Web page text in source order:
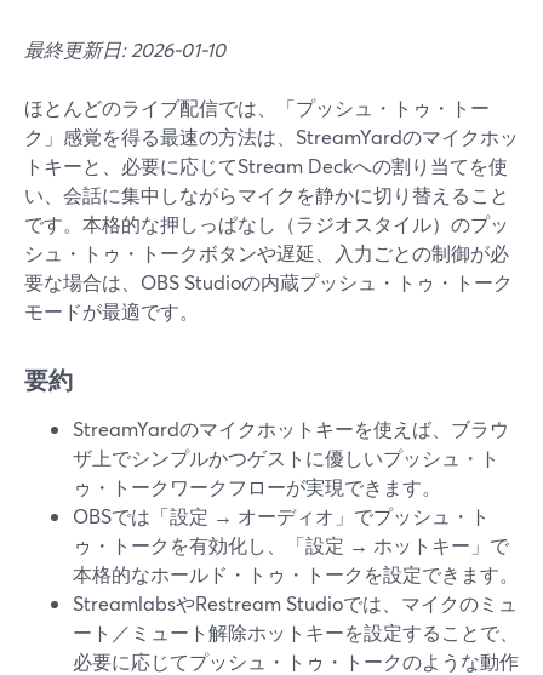
最終更新日: 2026-01-10
ほとんどのライブ配信では、「プッシュ・トゥ・トー
ク」感覚を得る最速の方法は、StreamYardのマイクホッ
トキーと、必要に応じてStream Deckへの割り当てを使
い、会話に集中しながらマイクを静かに切り替えること
です。本格的な押しっぱなし（ラジオスタイル）のプッ
シュ・トゥ・トークボタンや遅延、入力ごとの制御が必
要な場合は、OBS Studioの内蔵プッシュ・トゥ・トーク
モードが最適です。
要約
StreamYardのマイクホットキーを使えば、ブラウ
ザ上でシンプルかつゲストに優しいプッシュ・ト
ゥ・トークワークフローが実現できます。
OBSでは「設定 → オーディオ」でプッシュ・ト
ゥ・トークを有効化し、「設定 → ホットキー」で
本格的なホールド・トゥ・トークを設定できます。
StreamlabsやRestream Studioでは、マイクのミュ
ート／ミュート解除ホットキーを設定することで、
必要に応じてプッシュ・トゥ・トークのような動作